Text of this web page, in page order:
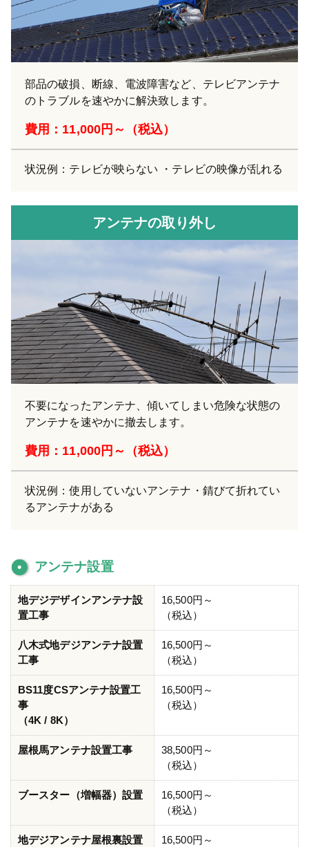
部品の破損、断線、電波障害など、テレビアンテナ
のトラブルを速やかに解決致します。
費用：11,000円～（税込）
状況例：テレビが映らない ・テレビの映像が乱れる
アンテナの取り外し
不要になったアンテナ、傾いてしまい危険な状態の
アンテナを速やかに撤去します。
費用：11,000円～（税込）
状況例：使用していないアンテナ・錆びて折れてい
るアンテナがある
アンテナ設置
地デジデザインアンテナ設
置工事
16,500円～
（税込）
八木式地デジアンテナ設置
工事
16,500円～
（税込）
BS11度CSアンテナ設置工
事
（4K / 8K）
16,500円～
（税込）
屋根馬アンテナ設置工事
38,500円～
（税込）
ブースター（増幅器）設置
16,500円～
（税込）
地デジアンテナ屋根裏設置 16,500円～